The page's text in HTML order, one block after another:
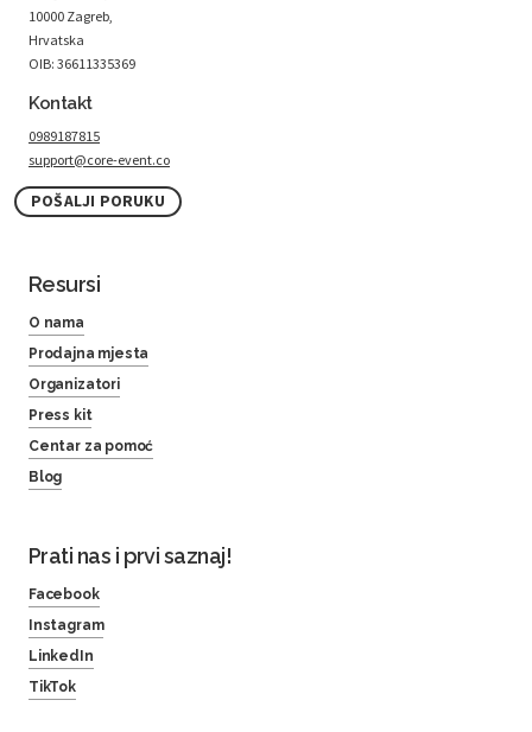
10000 Zagreb,
Hrvatska
OIB: 36611335369
Kontakt
0989187815
support@core-event.co
POŠALJI PORUKU
Resursi
O nama
Prodajna mjesta
Organizatori
Press kit
Centar za pomoć
Blog
Prati nas i prvi saznaj!
Facebook
Instagram
LinkedIn
TikTok